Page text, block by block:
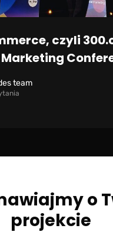
czyli
team
o
projekcie